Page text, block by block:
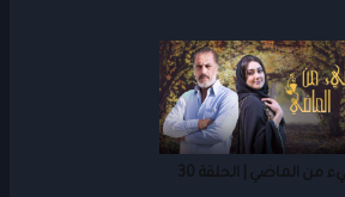
من الماضي | الحلقة 30